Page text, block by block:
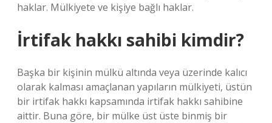
haklar. Mülkiyete ve kişiye bağlı haklar.
İrtifak hakkı sahibi kimdir?
Başka bir kişinin mülkü altında veya üzerinde kalıcı
olarak kalması amaçlanan yapıların mülkiyeti, üstün
bir irtifak hakkı kapsamında irtifak hakkı sahibine
aittir. Buna göre, bir mülke üst üste binmiş bir